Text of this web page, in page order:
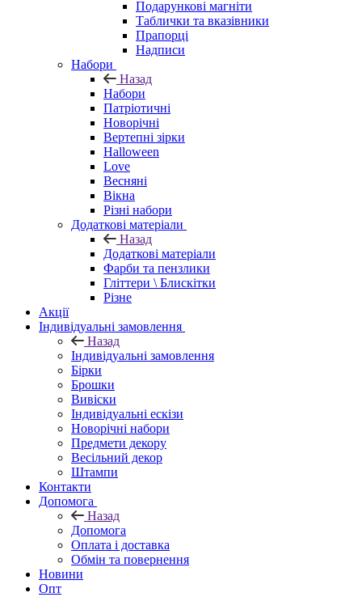
Подарункові магніти
Таблички та вказівники
Прапорці
Надписи
Набори
Назад
Набори
Патріотичні
Новорічні
Вертепні зірки
Halloween
Love
Весняні
Вікна
Різні набори
Додаткові матеріали
Назад
Додаткові матеріали
Фарби та пензлики
Гліттери \ Блискітки
Різне
Акції
Індивідуальні замовлення
Назад
Індивідуальні замовлення
Бірки
Брошки
Вивіски
Індивідуальні ескізи
Новорічні набори
Предмети декору
Весільний декор
Штампи
Контакти
Допомога
Назад
Допомога
Оплата і доставка
Обмін та повернення
Новини
Опт